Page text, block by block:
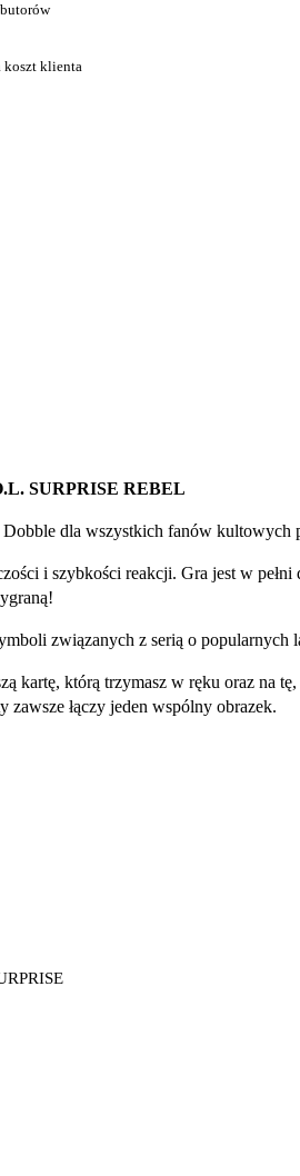
koszt klienta
SURPRISE REBEL
dla wszystkich fanów kultowych
i szybkości reakcji. Gra jest w
związanych z serią o popularnych
kartę, którą trzymasz w ręku oraz na
łączy jeden wspólny obrazek.